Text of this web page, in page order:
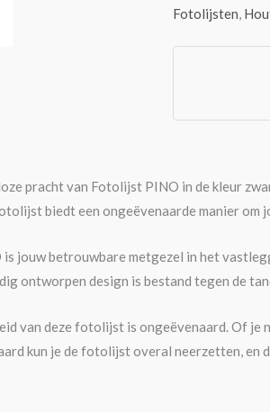
Fotolijsten,
pracht van Fotolijst PINO in de kleur
biedt een ongeëvenaarde manier om
jouw betrouwbare metgezel in het
ontworpen design is bestand tegen de
van deze fotolijst is ongeëvenaard. Of je
kun je de fotolijst overal neerzetten, en